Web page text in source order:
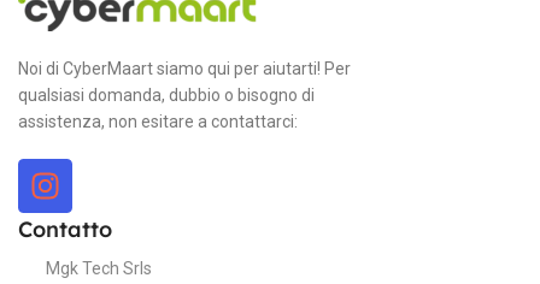
COLORE TONER
Magenta
CAPACITÀ PAGINE
60000 pagine
2600 pagine
Noi di CyberMaart siamo qui per aiutarti! Per
qualsiasi domanda, dubbio o bisogno di
assistenza, non esitare a contattarci:
Contatto
Mgk Tech Srls